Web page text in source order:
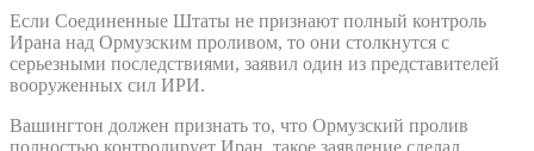
Если Соединенные Штаты не признают полный контроль
Ирана над Ормузским проливом, то они столкнутся с
серьезными последствиями, заявил один из представителей
вооруженных сил ИРИ.
Вашингтон должен признать то, что Ормузский пролив
полностью контролирует Иран, такое заявление сделал